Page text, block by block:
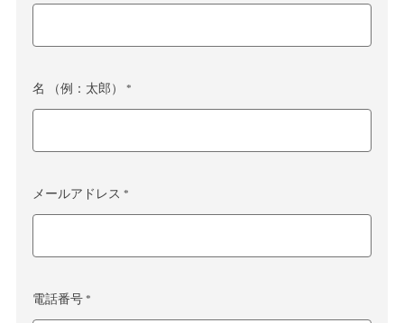
名 （例：太郎） *
メールアドレス *
電話番号 *